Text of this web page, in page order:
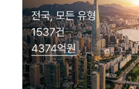
네이버 지도 연결
현재 네이버 지도 연결이 원활하지 않아 지
이용에 불편을 드려 죄송
다시 시도